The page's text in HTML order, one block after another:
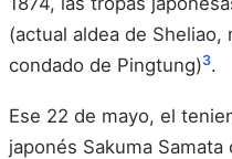
(actual aldea de
condado de Pingtung)3.
Ese 22 de mayo, el
japonés Sakuma